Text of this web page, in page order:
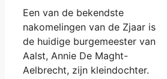
Een van de bekendste
nakomelingen van de Zjaar is
de huidige burgemeester van
Aalst, Annie De Maght-
Aelbrecht, zijn kleindochter.